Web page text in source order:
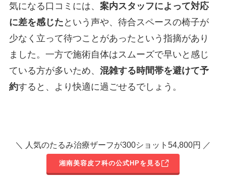
気になる口コミには、 案内スタッフによって対応
に差を感じた という声や、待合スペースの椅子が
少なく立って待つことがあったという指摘があり
ました。一方で施術自体はスムーズで早いと感じ
ている方が多いため、 混雑する時間帯を避けて予
約すると、より快適に過ごせるでしょう。
＼ 人気のたるみ治療ザーフが300ショット54,800円 ／
湘南美容皮フ科の公式HPを見る